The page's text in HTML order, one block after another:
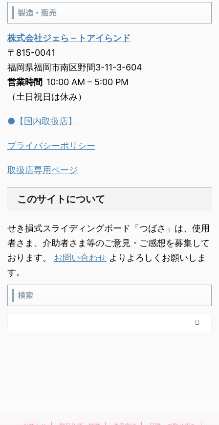
製造・販売
株式会社ジェら－トアイらンド
〒815-0041
福岡県福岡市南区野間3-11-3-604
営業時間 10:00 AM – 5:00 PM
（土日祝日は休み）
●【国内取扱店】
プライバシーポリシー
取扱店専用ページ
このサイトについて
せき損式スライディングボード「つばさ」は、使用
者さま、介助者さま等のご意見・ご感想を募集して
おります。 お問い合わせ よりよろしくお願いしま
す。
検索